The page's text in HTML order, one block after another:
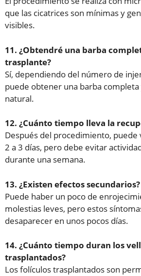
que las cicatrices son mínimas y
visibles.
11. ¿Obtendré una barba
trasplante?
Sí, dependiendo del número de
puede obtener una barba completa
natural.
12. ¿Cuánto tiempo lleva la
Después del procedimiento, puede
2 a 3 días, pero debe evitar
durante una semana.
13. ¿Existen efectos secundarios?
Puede haber un poco de
molestias leves, pero estos
desaparecer en unos pocos días.
14. ¿Cuánto tiempo duran los
trasplantados?
Los folículos trasplantados son